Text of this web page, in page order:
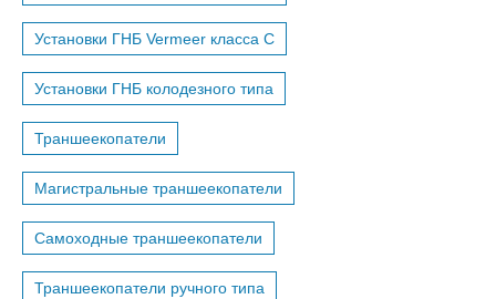
Установки ГНБ Vermeer класса С
Установки ГНБ колодезного типа
Траншеекопатели
Магистральные траншеекопатели
Самоходные траншеекопатели
Траншеекопатели ручного типа